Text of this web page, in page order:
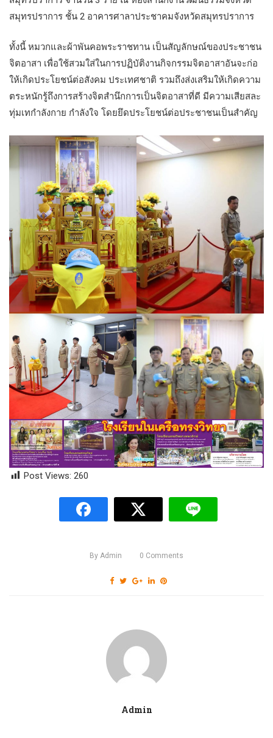
สมุทรปราการ ชั้น 2 อาคารศาลาประชาคมจังหวัดสมุทรปราการ
ทั้งนี้ หมวกและผ้าพันคอพระราชทาน เป็นสัญลักษณ์ของประชาชน
จิตอาสา เพื่อใช้สวมใส่ในการปฏิบัติงานกิจกรรมจิตอาสาอันจะก่อ
ให้เกิดประโยชน์ต่อสังคม ประเทศชาติ รวมถึงส่งเสริมให้เกิดความ
ตระหนักรู้ถึงการสร้างจิตสำนึกการเป็นจิตอาสาที่ดี มีความเสียสละ
ทุ่มเทกำลังกาย กำลังใจ โดยยึดประโยชน์ต่อประชาชนเป็นสำคัญ
Post Views: 260
By Admin 0 Comments
Admin